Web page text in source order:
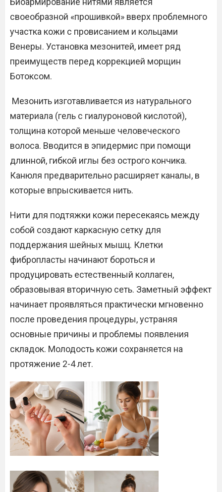
своеобразной «прошивкой» вверх проблемного
участка кожи с провисанием и кольцами
Венеры. Установка мезонитей, имеет ряд
преимуществ перед коррекцией морщин
Ботоксом.
Мезонить изготавливается из натурального
материала (гель с гиалуроновой кислотой),
толщина которой меньше человеческого
волоса. Вводится в эпидермис при помощи
длинной, гибкой иглы без острого кончика.
Канюля предварительно расширяет каналы, в
которые впрыскивается нить.
Нити для подтяжки кожи пересекаясь между
собой создают каркасную сетку для
поддержания шейных мышц. Клетки
фибропласты начинают бороться и
продуцировать естественный коллаген,
образовывая вторичную сеть. Заметный эффект
начинает проявляться практически мгновенно
после проведения процедуры, устраняя
основные причины и проблемы появления
складок. Молодость кожи сохраняется на
протяжение 2-4 лет.